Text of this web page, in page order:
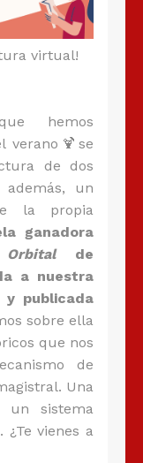
virtual!
hemos
verano🍹se
de dos
además, un
la propia
ganadora
Orbitalde
a nuestra
y publicada
sobre ella
que nos
de
Una
sistema
vienes a